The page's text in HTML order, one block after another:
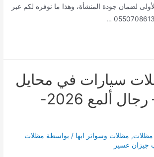
لضمان جودة المنشأة، وهذا ما نوفره لكم عبر
سيارات في محايل
– الدرب – رجال ألمع 2026-
مظلات, مظلات وسواتر ابها / بواسطة مظلات
جيزان عسير